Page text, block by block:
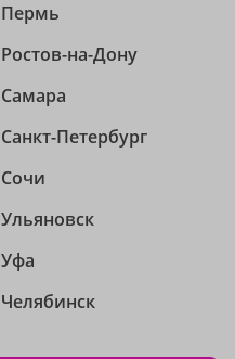
Пермь
Ростов-на-Дону
Самара
Санкт-Петербург
Сочи
Ульяновск
Уфа
Челябинск